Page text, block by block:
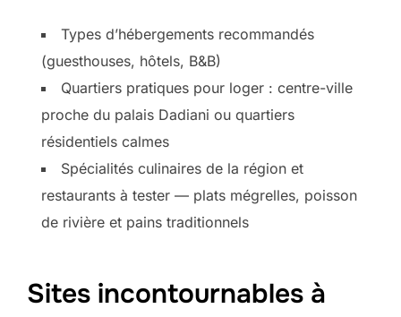
Types d’hébergements recommandés
(guesthouses, hôtels, B&B)
Quartiers pratiques pour loger : centre-ville
proche du palais Dadiani ou quartiers
résidentiels calmes
Spécialités culinaires de la région et
restaurants à tester — plats mégrelles, poisson
de rivière et pains traditionnels
Sites incontournables à